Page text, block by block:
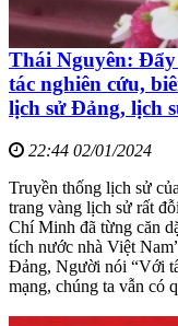
Thái Nguyên: Đẩy
tác nghiên cứu,
lịch sử Đảng, lịch
22:44 02/01/2024
Truyền thống lịch sử
trang vàng lịch sử rất
Chí Minh đã từng căn
tích nước nhà Việt
Đảng, Người nói “Với
mạng, chúng ta vẫn có